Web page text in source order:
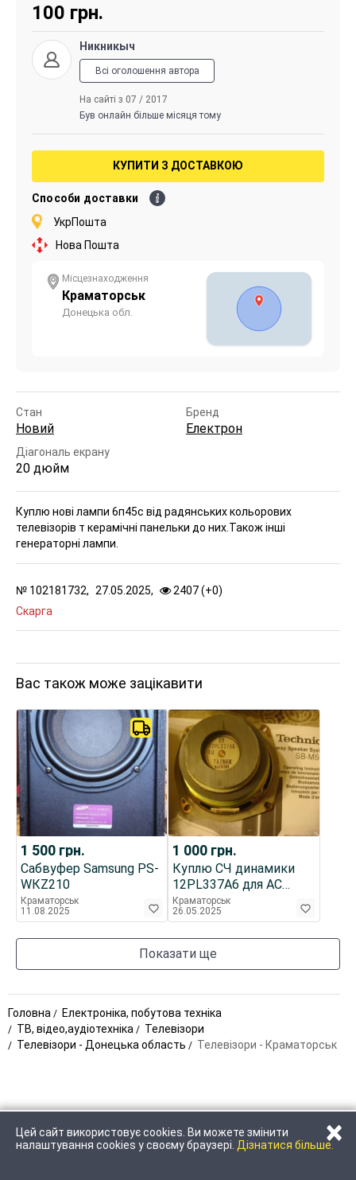
100 грн.
Никникыч
Всі оголошення автора
На сайті з 07 / 2017
Був онлайн більше місяця тому
КУПИТИ З ДОСТАВКОЮ
Способи доставки
УкрПошта
Нова Пошта
Місцезнаходження
Краматорськ
Донецька обл.
Стан
Новий
Бренд
Електрон
Діагональ екрану
20 дюйм
Куплю нові лампи 6п45с від радянських кольорових
телевізорів т керамічні панельки до них.Також інші
генераторні лампи.
№ 102181732, 27.05.2025, 2407 (+0)
Скарга
Вас також може зацікавити
1 500 грн.
Сабвуфер Samsung РS-
WКZ210
Краматорськ
11.08.2025
1 000 грн.
Куплю СЧ динамики
12PL337A6 для АС
Technics SB M 500.
40/80 Вт, 8Ом.
Краматорськ
26.05.2025
Показати ще
Головна
Електроніка, побутова техніка
ТВ, відео,аудіотехніка
Телевізори
Телевізори - Донецька область
Телевізори - Краматорськ
Цей сайт використовує cookies. Ви можете змінити
налаштування cookies у своєму браузері. Дізнатися більше.×
НАПИСАТИ